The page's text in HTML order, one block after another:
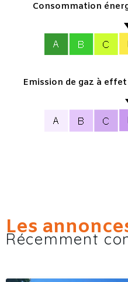
Consommation
Emission de gaz à
Les
Récemment